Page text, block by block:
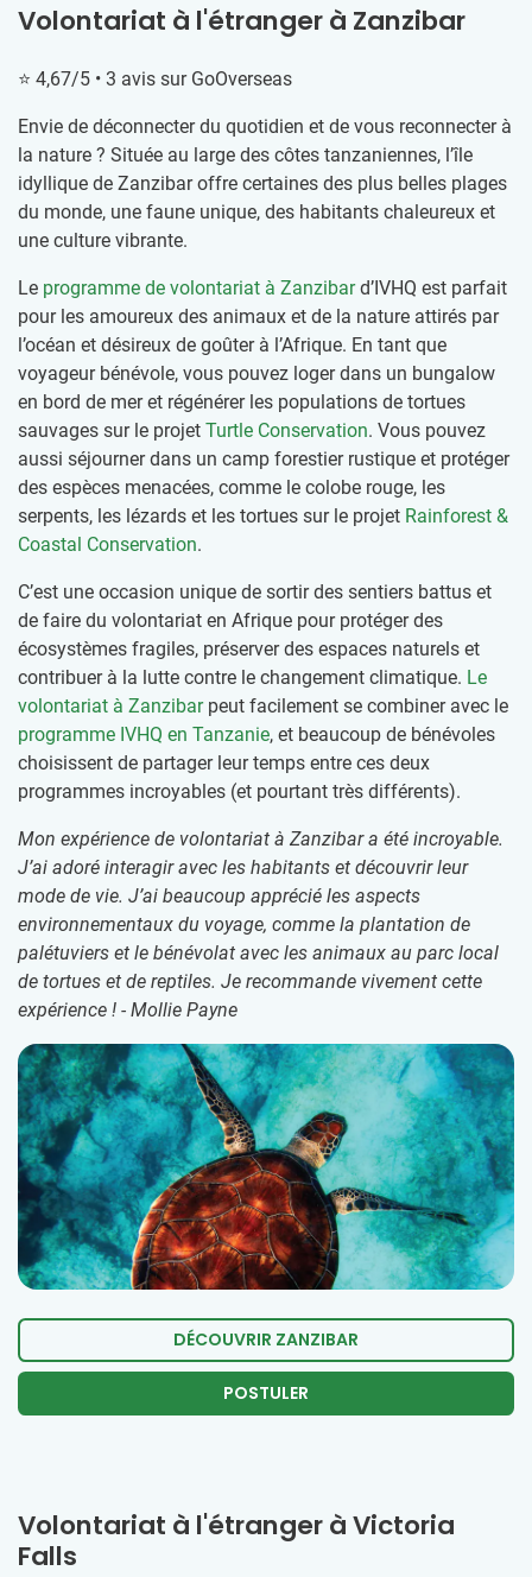
Volontariat à l'étranger à Zanzibar
⭐ 4,67/5 • 3 avis sur GoOverseas
Envie de déconnecter du quotidien et de vous reconnecter à
la nature ? Située au large des côtes tanzaniennes, l’île
idyllique de Zanzibar offre certaines des plus belles plages
du monde, une faune unique, des habitants chaleureux et
une culture vibrante.
Le programme de volontariat à Zanzibard’IVHQ est parfait
pour les amoureux des animaux et de la nature attirés par
l’océan et désireux de goûter à l’Afrique. En tant que
voyageur bénévole, vous pouvez loger dans un bungalow
en bord de mer et régénérer les populations de tortues
sauvages sur le projet Turtle Conservation. Vous pouvez
aussi séjourner dans un camp forestier rustique et protéger
des espèces menacées, comme le colobe rouge, les
serpents, les lézards et les tortues sur le projet Rainforest &
Coastal Conservation.
C’est une occasion unique de sortir des sentiers battus et
de faire du volontariat en Afrique pour protéger des
écosystèmes fragiles, préserver des espaces naturels et
contribuer à la lutte contre le changement climatique. Le
volontariat à Zanzibarpeut facilement se combiner avec le
programme IVHQ en Tanzanie, et beaucoup de bénévoles
choisissent de partager leur temps entre ces deux
programmes incroyables (et pourtant très différents).
Mon expérience de volontariat à Zanzibar a été incroyable.
J’ai adoré interagir avec les habitants et découvrir leur
mode de vie. J’ai beaucoup apprécié les aspects
environnementaux du voyage, comme la plantation de
palétuviers et le bénévolat avec les animaux au parc local
de tortues et de reptiles. Je recommande vivement cette
expérience ! - Mollie Payne
DÉCOUVRIR ZANZIBAR
POSTULER
Volontariat à l'étranger à Victoria
Falls